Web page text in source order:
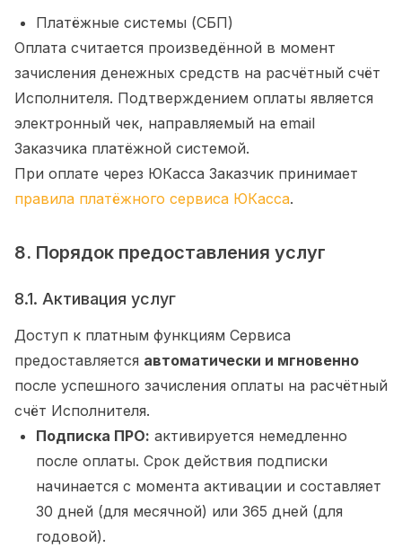
Платёжные системы (СБП)
Оплата считается произведённой в момент
зачисления денежных средств на расчётный счёт
Исполнителя. Подтверждением оплаты является
электронный чек, направляемый на email
Заказчика платёжной системой.
При оплате через ЮКасса Заказчик принимает
правила платёжного сервиса ЮКасса.
8. Порядок предоставления услуг
8.1. Активация услуг
Доступ к платным функциям Сервиса
предоставляется автоматически и мгновенно
после успешного зачисления оплаты на расчётный
счёт Исполнителя.
Подписка ПРО: активируется немедленно
после оплаты. Срок действия подписки
начинается с момента активации и составляет
30 дней (для месячной) или 365 дней (для
годовой).